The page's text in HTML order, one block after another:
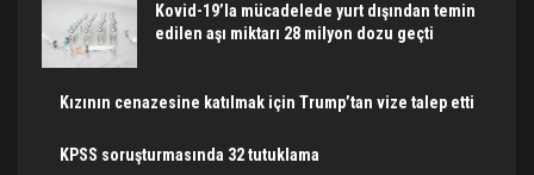
Kovid-19’la mücadelede yurt dışından temin
edilen aşı miktarı 28 milyon dozu geçti
Kızının cenazesine katılmak için Trump’tan vize talep etti
KPSS soruşturmasında 32 tutuklama